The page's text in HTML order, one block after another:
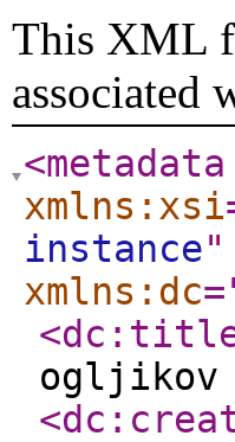
This XML
associated
<metadata
xmlns:xsi
instance"
xmlns:dc
ogljikov